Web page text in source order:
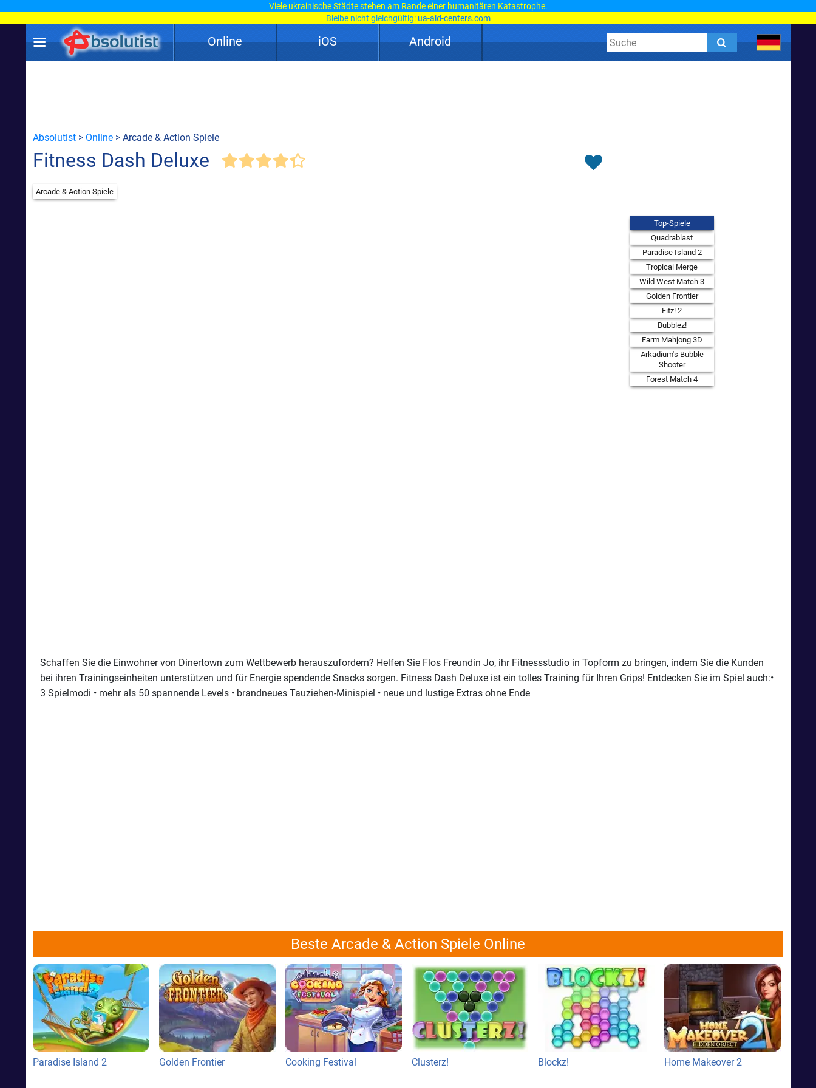
Viele ukrainische Städte stehen am Rande einer humanitären Katastrophe.
Bleibe nicht gleichgültig: ua-aid-centers.com
Online iOS Android
Absolutist > Online > Arcade & Action Spiele
Fitness Dash Deluxe
Arcade & Action Spiele
Top-Spiele
Quadrablast
Paradise Island 2
Tropical Merge
Wild West Match 3
Golden Frontier
Fitz! 2
Bubblez!
Farm Mahjong 3D
Arkadium's Bubble
Shooter
Forest Match 4
Schaffen Sie die Einwohner von Dinertown zum Wettbewerb herauszufordern? Helfen Sie Flos Freundin Jo, ihr Fitnessstudio in Topform zu bringen, indem Sie die Kunden
bei ihren Trainingseinheiten unterstützen und für Energie spendende Snacks sorgen. Fitness Dash Deluxe ist ein tolles Training für Ihren Grips! Entdecken Sie im Spiel auch:•
3 Spielmodi • mehr als 50 spannende Levels • brandneues Tauziehen-Minispiel • neue und lustige Extras ohne Ende
Beste Arcade & Action Spiele Online
Paradise Island 2 Golden Frontier Cooking Festival Clusterz! Blockz! Home Makeover 2